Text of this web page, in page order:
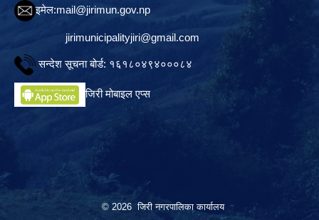
इमेल:mail@jirimun.gov.np
jirimunicipalityjiri@gmail.com
सन्देश सूचना बोर्ड: १६१८०४९४०००८४
जिरी मोबाइल एप्स
© 2026 जिरी नगरपालिका कार्यालय